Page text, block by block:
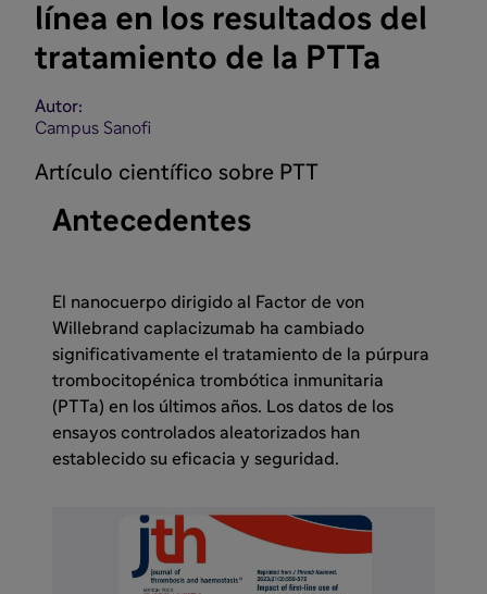
línea en los resultados del
tratamiento de la PTTa
Autor:
Campus Sanofi
Artículo científico sobre PTT
Antecedentes
El nanocuerpo dirigido al Factor de von
Willebrand caplacizumab ha cambiado
significativamente el tratamiento de la púrpura
trombocitopénica trombótica inmunitaria
(PTTa) en los últimos años. Los datos de los
ensayos controlados aleatorizados han
establecido su eficacia y seguridad.